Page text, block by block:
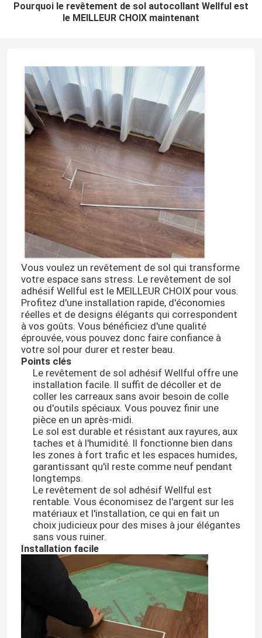
Pourquoi le revêtement de sol autocollant Wellful est
le MEILLEUR CHOIX maintenant
Vous voulez un revêtement de sol qui transforme
votre espace sans stress. Le revêtement de sol
adhésif Wellful est le MEILLEUR CHOIX pour vous.
Profitez d'une installation rapide, d'économies
réelles et de designs élégants qui correspondent
à vos goûts. Vous bénéficiez d'une qualité
éprouvée, vous pouvez donc faire confiance à
votre sol pour durer et rester beau.
Points clés
Le revêtement de sol adhésif Wellful offre une
installation facile. Il suffit de décoller et de
coller les carreaux sans avoir besoin de colle
ou d'outils spéciaux. Vous pouvez finir une
pièce en un après-midi.
Le sol est durable et résistant aux rayures, aux
taches et à l'humidité. Il fonctionne bien dans
les zones à fort trafic et les espaces humides,
garantissant qu'il reste comme neuf pendant
longtemps.
Le revêtement de sol adhésif Wellful est
rentable. Vous économisez de l'argent sur les
matériaux et l'installation, ce qui en fait un
choix judicieux pour des mises à jour élégantes
sans vous ruiner.
Installation facile